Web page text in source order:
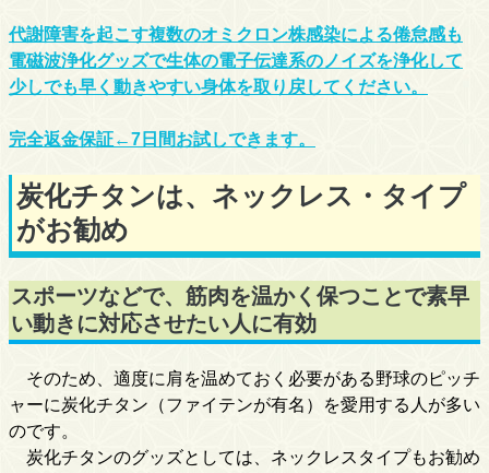
代謝障害を起こす複数のオミクロン株感染による倦怠感も
電磁波浄化グッズで生体の電子伝達系のノイズを浄化して
少しでも早く動きやすい身体を取り戻してください。
完全返金保証←7日間お試しできます。
炭化チタンは、ネックレス・タイプ
がお勧め
スポーツなどで、筋肉を温かく保つことで素早
い動きに対応させたい人に有効
そのため、適度に肩を温めておく必要がある野球のピッチ
ャーに炭化チタン（ファイテンが有名）を愛用する人が多い
のです。
炭化チタンのグッズとしては、ネックレスタイプもお勧め